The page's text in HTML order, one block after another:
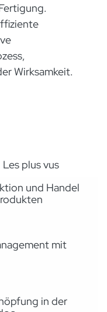
Les plus vus
und Handel
mit
in der
Wirksamkeit.